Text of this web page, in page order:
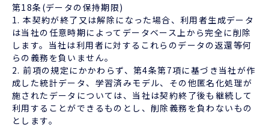
第18条(データの保持期限)
1. 本契約が終了又は解除になった場合、利用者生成データ
は当社の任意時期によってデータベース上から完全に削除
します。当社は利用者に対するこれらのデータの返還等何
らの義務を負いません。
2. 前項の規定にかかわらず、第4条第7項に基づき当社が作
成した統計データ、学習済みモデル、その他匿名化処理が
施されたデータについては、当社は契約終了後も継続して
利用することができるものとし、削除義務を負わないもの
とします。